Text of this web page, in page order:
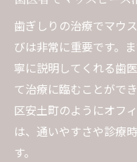
歯ぎしりの治療でマウ
びは非常に重要です。
寧に説明してくれる歯
て治療に臨むことがで
区安土町のようにオフ
は、通いやすさや診療
す。